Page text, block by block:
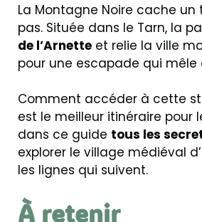
La Montagne Noire cache
pas. Située dans le Tarn, la
de l’Arnette et relie la ville
pour une escapade qui
Comment accéder à cette
est le meilleur itinéraire pour
dans ce guide tous les
explorer le village médiéval
les lignes qui suivent.
À retenir